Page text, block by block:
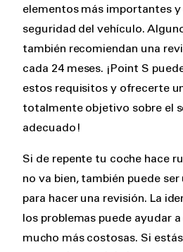
elementos más importantes
seguridad del vehículo.
también recomiendan una
cada 24 meses. ¡Point S
estos requisitos y ofrecerte
totalmente objetivo sobre el
adecuado!
Si de repente tu coche hace
no va bien, también puede
para hacer una revisión. La
los problemas puede ayudar
mucho más costosas. Si